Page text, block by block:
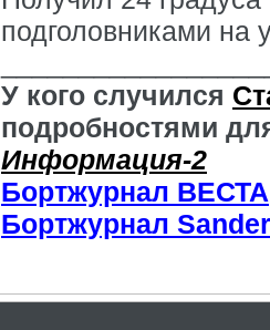
подголовниками на
У кого случился
подробностями
Информация-2
Бортжурнал ВЕСТА
Бортжурнал